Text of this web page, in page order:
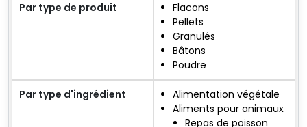
Par type de produit
Flacons
Pellets
Granulés
Bâtons
Poudre
Par type d'ingrédient
Alimentation végétale
Aliments pour animaux
Repas de poisson